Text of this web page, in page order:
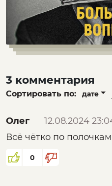
3 комментария
Сортировать по: дате
Олег
12.08.2024
Всё чётко по
0